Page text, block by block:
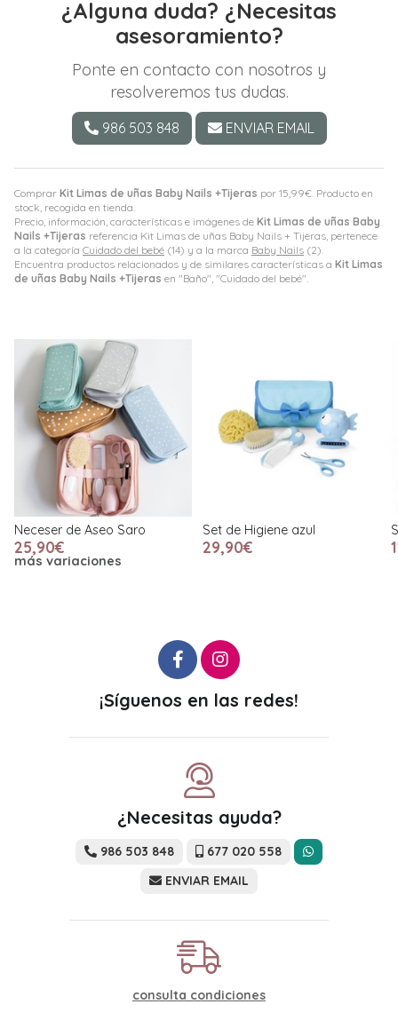
Comprar Kit Limas de uñas Baby Nails +Tijeras por 15,99€. Producto en
stock, recogida en tienda.
Precio, información, características e imágenes de Kit Limas de uñas Baby
Nails +Tijeras referencia Kit Limas de uñas Baby Nails + Tijeras, pertenece
a la categoría Cuidado del bebé (14) y a la marca Baby Nails (2).
Encuentra productos relacionados y de similares características a Kit Limas
de uñas Baby Nails +Tijeras en "Baño", "Cuidado del bebé".
¿Alguna duda? ¿Necesitas
asesoramiento?
Ponte en contacto con nosotros y
resolveremos tus dudas.
986 503 848 ENVIAR EMAIL
Neceser de Aseo Saro
25,90€
más variaciones
Set de Higiene azul
29,90€
¡Síguenos en las redes!
¿Necesitas ayuda?
986 503 848
677 020 558
ENVIAR EMAIL
consulta condiciones